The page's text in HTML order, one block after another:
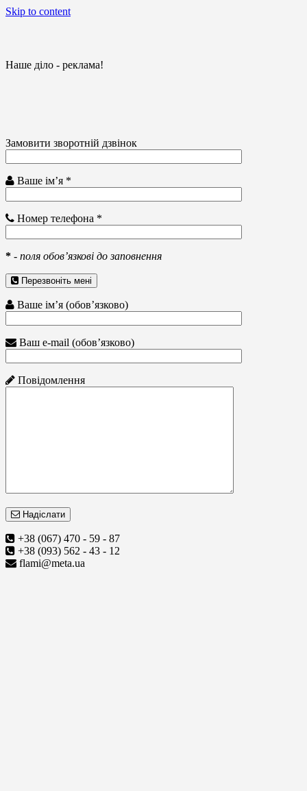
Skip to content
Наше діло - реклама!
Замовити зворотній дзвінок
Ваше ім’я *
Номер телефона *
* - поля обов’язкові до заповнення
Перезвоніть мені
Ваше ім’я (обов’язково)
Ваш e-mail (обов’язково)
Повідомлення
Надіслати
+38 (067) 470 - 59 - 87
+38 (093) 562 - 43 - 12
flami@meta.ua